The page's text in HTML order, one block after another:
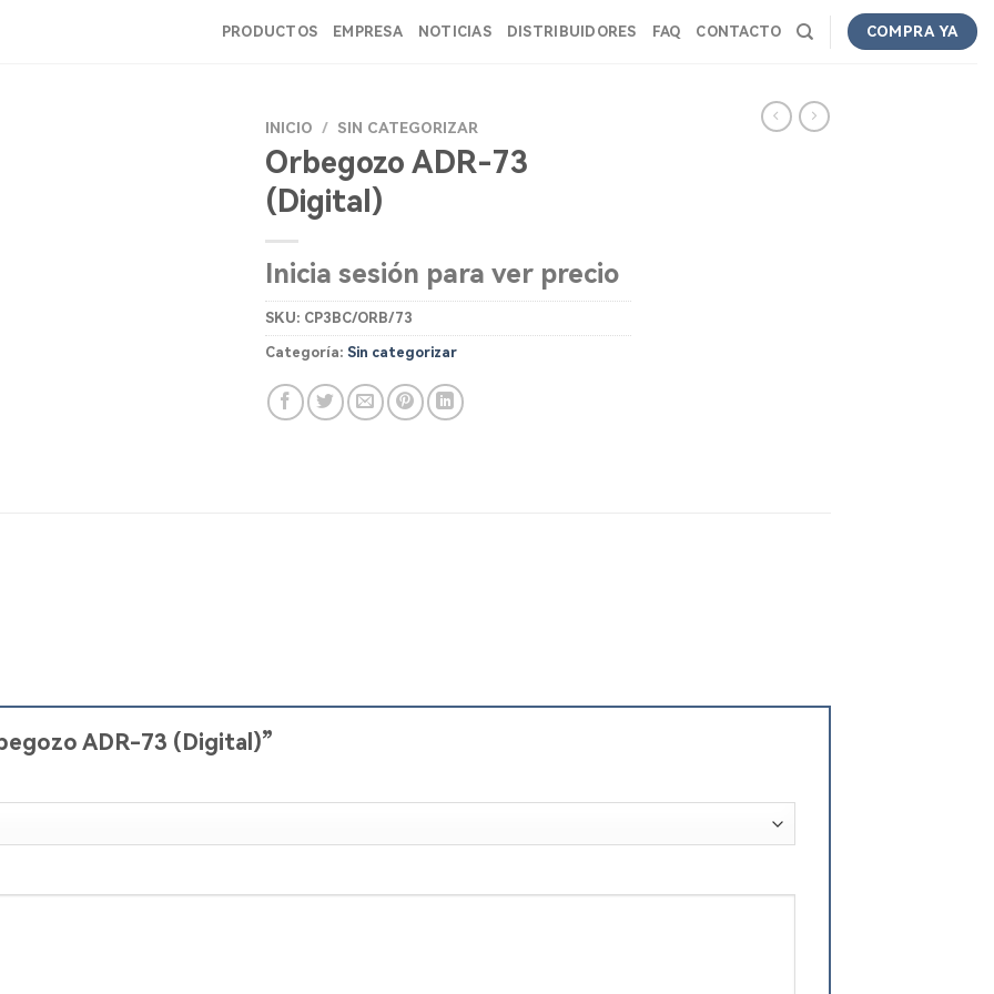
PRODUCTOS EMPRESA NOTICIAS DISTRIBUIDORES FAQ CONTACTO COMPRA YA
INICIO / SIN CATEGORIZAR
Orbegozo ADR-73
(Digital)
Inicia sesión para ver precio
SKU: CP3BC/ORB/73
Categoría: Sin categorizar
ADR-73 (Digital)”